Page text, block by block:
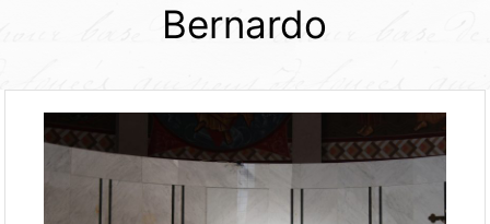
Bernardo